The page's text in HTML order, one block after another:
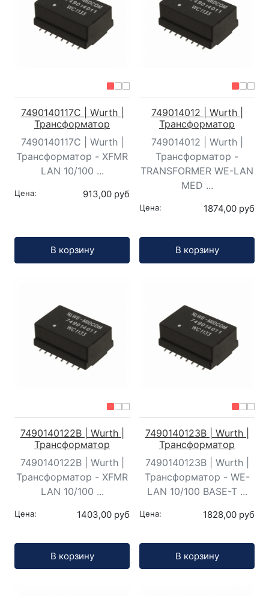
7490140117C | Wurth |
Трансформатор
7490140117C | Wurth |
Трансформатор - XFMR
LAN 10/100 ...
Цена: 913,00 руб
В корзину
749014012 | Wurth |
Трансформатор
749014012 | Wurth |
Трансформатор -
TRANSFORMER WE-LAN
MED ...
Цена: 1874,00 руб
В корзину
7490140122B | Wurth |
Трансформатор
7490140122B | Wurth |
Трансформатор - XFMR
LAN 10/100 ...
Цена: 1403,00 руб
В корзину
7490140123B | Wurth |
Трансформатор
7490140123B | Wurth |
Трансформатор - WE-
LAN 10/100 BASE-T ...
Цена: 1828,00 руб
В корзину